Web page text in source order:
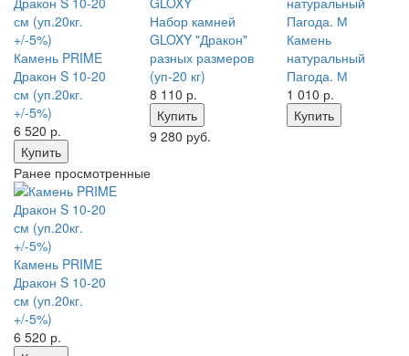
Камень PRIME
Дракон S 10-20
см (уп.20кг.
+/-5%)
6 520 р.
Купить
Набор камней
GLOXY "Дракон"
разных размеров
(уп-20 кг)
8 110 р.
Купить
9 280 руб.
Камень
натуральный
Пагода. М
1 010 р.
Купить
Ранее просмотренные
Камень PRIME
Дракон S 10-20
см (уп.20кг.
+/-5%)
6 520 р.